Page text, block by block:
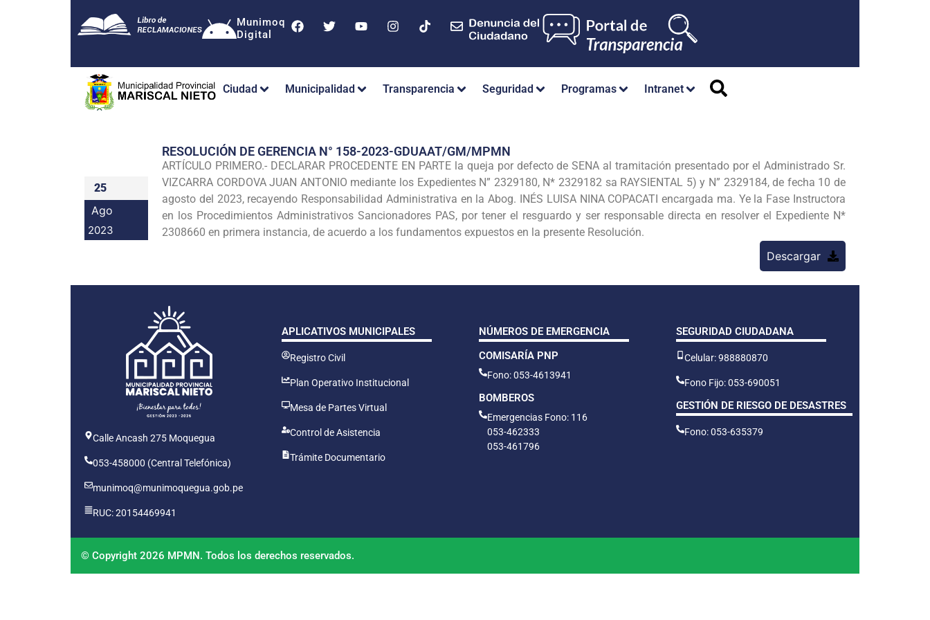
Munimoq
Digital
Ciudad Municipalidad Transparencia Seguridad Programas Intranet
25
Ago
2023
RESOLUCIÓN DE GERENCIA N° 158-2023-GDUAAT/GM/MPMN
ARTÍCULO PRIMERO.- DECLARAR PROCEDENTE EN PARTE la queja por defecto de SENA al tramitación presentado por el Administrado Sr.
VIZCARRA CORDOVA JUAN ANTONIO mediante los Expedientes N” 2329180, N* 2329182 sa RAYSIENTAL 5) y N” 2329184, de fecha 10 de
agosto del 2023, recayendo Responsabilidad Administrativa en la Abog. INÉS LUISA NINA COPACATI encargada ma. Ye la Fase Instructora
en los Procedimientos Administrativos Sancionadores PAS, por tener el resguardo y ser responsable directa en resolver el Expediente N*
2308660 en primera instancia, de acuerdo a los fundamentos expuestos en la presente Resolución.
Descargar
Calle Ancash 275 Moquegua
053-458000 (Central Telefónica)
munimoq@munimoquegua.gob.pe
RUC: 20154469941
APLICATIVOS MUNICIPALES
Registro Civil
Plan Operativo Institucional
Mesa de Partes Virtual
Control de Asistencia
Trámite Documentario
NÚMEROS DE EMERGENCIA
COMISARÍA PNP
Fono: 053-4613941
BOMBEROS
Emergencias Fono: 116
053-462333
053-461796
SEGURIDAD CIUDADANA
Celular: 988880870
Fono Fijo: 053-690051
GESTIÓN DE RIESGO DE DESASTRES
Fono: 053-635379
© Copyright 2026 MPMN. Todos los derechos reservados.